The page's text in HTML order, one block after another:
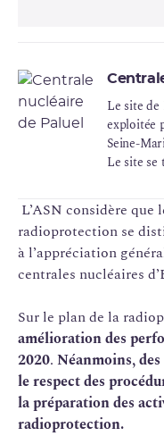
Le site
exploitée
Seine-
Le site se
d'une
L’ASN considère que
radioprotection se
à l’appréciation
centrales nucléaires
Sur le plan de la
amélioration des
2020. Néanmoins,
le respect des
la préparation des
radioprotection.